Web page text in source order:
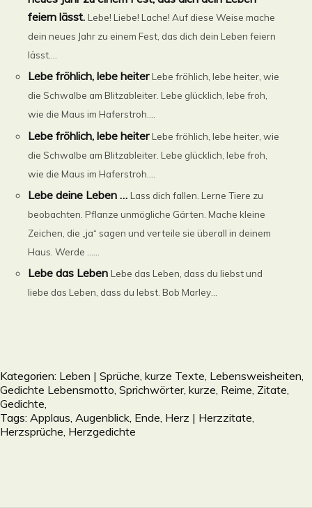
feiern lässt. Lebe! Liebe! Lache! Auf diese Weise mache
dein neues Jahr zu einem Fest, das dich dein Leben feiern
lässt....
Lebe fröhlich, lebe heiter Lebe fröhlich, lebe heiter, wie
die Schwalbe am Blitzableiter. Lebe glücklich, lebe froh,
wie die Maus im Haferstroh....
Lebe fröhlich, lebe heiter Lebe fröhlich, lebe heiter, wie
die Schwalbe am Blitzableiter. Lebe glücklich, lebe froh,
wie die Maus im Haferstroh....
Lebe deine Leben … Lass dich fallen. Lerne Tiere zu
beobachten. Pflanze unmögliche Gärten. Mache kleine
Zeichen, die „ja“ sagen und verteile sie überall in deinem
Haus. Werde ......
Lebe das Leben Lebe das Leben, dass du liebst und
liebe das Leben, dass du lebst. Bob Marley...
Kategorien: Leben | Sprüche, kurze Texte, Lebensweisheiten,
Gedichte Lebensmotto, Sprichwörter, kurze, Reime, Zitate,
Gedichte,
Tags: Applaus Augenblick Ende Herz | Herzzitate,
Herzsprüche, Herzgedichte